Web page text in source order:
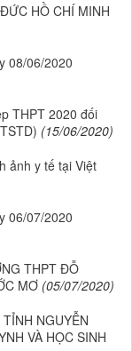
HỒ CHÍ MINH
08/06/2020
THPT 2020 đối
(15/06/2020)
ảnh y tế tại Việt
06/07/2020
THPT ĐỖ
MƠ (05/07/2020)
NGUYỄN
VÀ HỌC SINH